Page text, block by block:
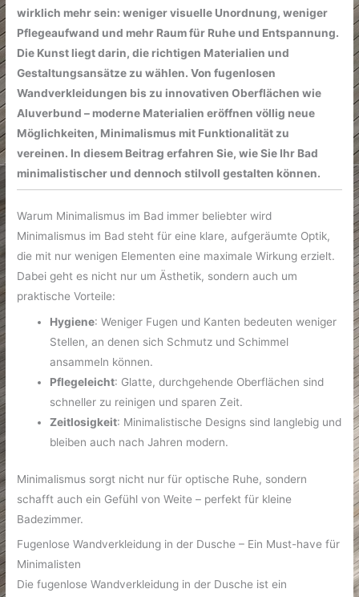
wirklich mehr sein: weniger visuelle Unordnung, weniger
Pflegeaufwand und mehr Raum für Ruhe und Entspannung.
Die Kunst liegt darin, die richtigen Materialien und
Gestaltungsansätze zu wählen. Von fugenlosen
Wandverkleidungen bis zu innovativen Oberflächen wie
Aluverbund – moderne Materialien eröffnen völlig neue
Möglichkeiten, Minimalismus mit Funktionalität zu
vereinen. In diesem Beitrag erfahren Sie, wie Sie Ihr Bad
minimalistischer und dennoch stilvoll gestalten können.
Warum Minimalismus im Bad immer beliebter wird
Minimalismus im Bad steht für eine klare, aufgeräumte Optik,
die mit nur wenigen Elementen eine maximale Wirkung erzielt.
Dabei geht es nicht nur um Ästhetik, sondern auch um
praktische Vorteile:
Hygiene: Weniger Fugen und Kanten bedeuten weniger
Stellen, an denen sich Schmutz und Schimmel
ansammeln können.
Pflegeleicht: Glatte, durchgehende Oberflächen sind
schneller zu reinigen und sparen Zeit.
Zeitlosigkeit: Minimalistische Designs sind langlebig und
bleiben auch nach Jahren modern.
Minimalismus sorgt nicht nur für optische Ruhe, sondern
schafft auch ein Gefühl von Weite – perfekt für kleine
Badezimmer.
Fugenlose Wandverkleidung in der Dusche – Ein Must-have für
Minimalisten
Die fugenlose Wandverkleidung in der Dusche ist ein